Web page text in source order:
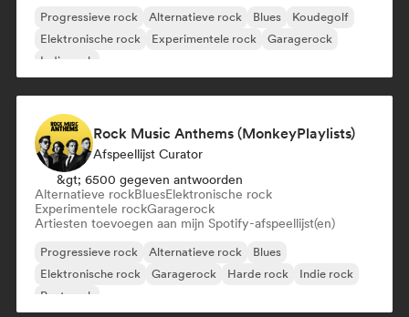
Progressieve rock Alternatieve rock Blues
Koudegolf
Elektronische rock
Experimentele rock
Garagerock
Indie rock
Rock Music Anthems (MonkeyPlaylists)
Afspeellijst Curator
&gt; 6500 gegeven antwoorden
Alternatieve rockBluesElektronische rock
Experimentele rockGaragerock
Artiesten toevoegen aan mijn Spotify-afspeellijst(en)
Progressieve rock Alternatieve rock
Blues
Elektronische rock
Garagerock Harde rock
Indie rock
Post punk